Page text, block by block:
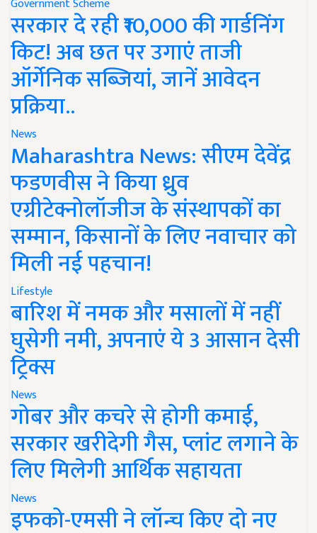
Government Scheme
सरकार दे रही ₹10,000 की गार्डनिंग
किट! अब छत पर उगाएं ताजी
ऑर्गेनिक सब्जियां, जानें आवेदन
प्रक्रिया..
News
Maharashtra News: सीएम देवेंद्र
फडणवीस ने किया ध्रुव
एग्रीटेक्नोलॉजीज के संस्थापकों का
सम्मान, किसानों के लिए नवाचार को
मिली नई पहचान!
Lifestyle
बारिश में नमक और मसालों में नहीं
घुसेगी नमी, अपनाएं ये 3 आसान देसी
ट्रिक्स
News
गोबर और कचरे से होगी कमाई,
सरकार खरीदेगी गैस, प्लांट लगाने के
लिए मिलेगी आर्थिक सहायता
News
इफको-एमसी ने लॉन्च किए दो नए